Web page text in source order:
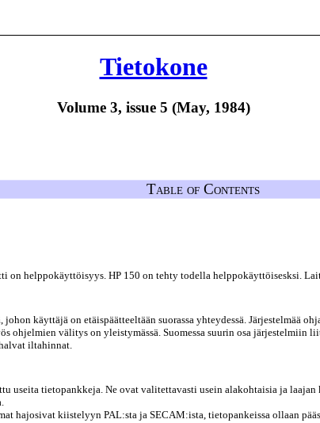
Tietokone
Volume 3, issue 5 (May, 1984)
Table of Contents
helppokäyttöisyys. HP 150 on tehty todella helppokäyttöisesksi.
käyttäjä on etäispäätteeltään suorassa yhteydessä. Järjestelmää
ohjelmien välitys on yleistymässä. Suomessa suurin osa
iltahinnat.
useita tietopankkeja. Ne ovat valitettavasti usein alakohtaisia ja
hajosivat kiistelyyn PAL:sta ja SECAM:ista, tietopankeissa ollaan